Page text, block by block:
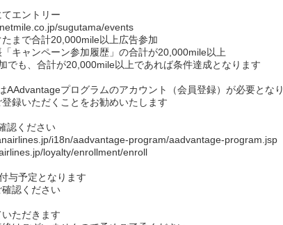
トリー
sugutama/events
20,000mile以上広告参加
ン参加履歴」の合計が20,000mile以上
20,000mile以上であれば条件達成となります
プログラムのアカウント（会員登録）が必要とな
録いただくことをお勧めいたします
認ください
i18n/aadvantage-program/aadvantage-program.jsp
loyalty/enrollment/enroll
与予定となります
認ください
ただきます